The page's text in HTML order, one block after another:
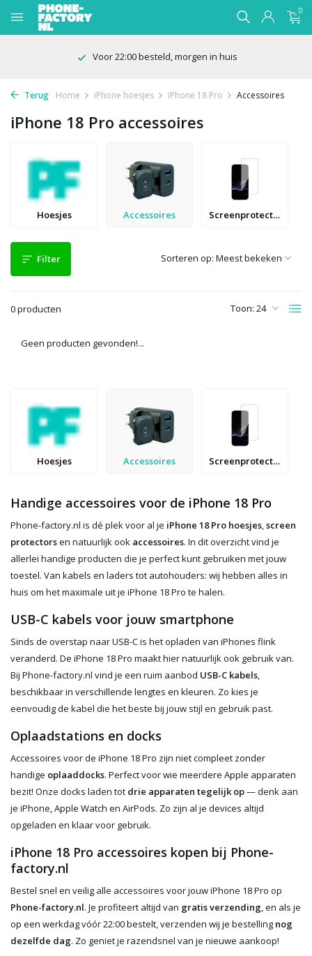
0
Voor 22:00 besteld, morgen in huis
Terug Home iPhone hoesjes iPhone 18 Pro Accessoires
iPhone 18 Pro accessoires
Hoesjes Accessoires Screenprotectors
Filter
0 producten Toon:
Sorteren op:
Geen producten gevonden!...
Hoesjes Accessoires Screenprotectors
Handige accessoires voor de iPhone 18 Pro
Phone-factory.nl is dé plek voor al je iPhone 18 Pro hoesjes,screen
protectorsen natuurlijk ook accessoires. In dit overzicht vind je
allerlei handige producten die je perfect kunt gebruiken met jouw
toestel. Van kabels en laders tot autohouders: wij hebben alles in
huis om het maximale uit je iPhone 18 Pro te halen.
USB-C kabels voor jouw smartphone
Sinds de overstap naar USB-C is het opladen van iPhones flink
veranderd. De iPhone 18 Pro maakt hier natuurlijk ook gebruik van.
Bij Phone-factory.nl vind je een ruim aanbod USB-C kabels,
beschikbaar in verschillende lengtes en kleuren. Zo kies je
eenvoudig de kabel die het beste bij jouw stijl en gebruik past.
Oplaadstations en docks
Accessoires voor de iPhone 18 Pro zijn niet compleet zonder
handige oplaaddocks. Perfect voor wie meerdere Apple apparaten
bezit! Onze docks laden tot drie apparaten tegelijk op— denk aan
je iPhone, Apple Watch en AirPods. Zo zijn al je devices altijd
opgeladen en klaar voor gebruik.
iPhone 18 Pro accessoires kopen bij Phone-
factory.nl
Bestel snel en veilig alle accessoires voor jouw iPhone 18 Pro op
Phone-factory.nl. Je profiteert altijd van gratis verzending, en als je
op een werkdag vóór 22:00 bestelt, verzenden wij je bestelling nog
dezelfde dag. Zo geniet je razendsnel van je nieuwe aankoop!